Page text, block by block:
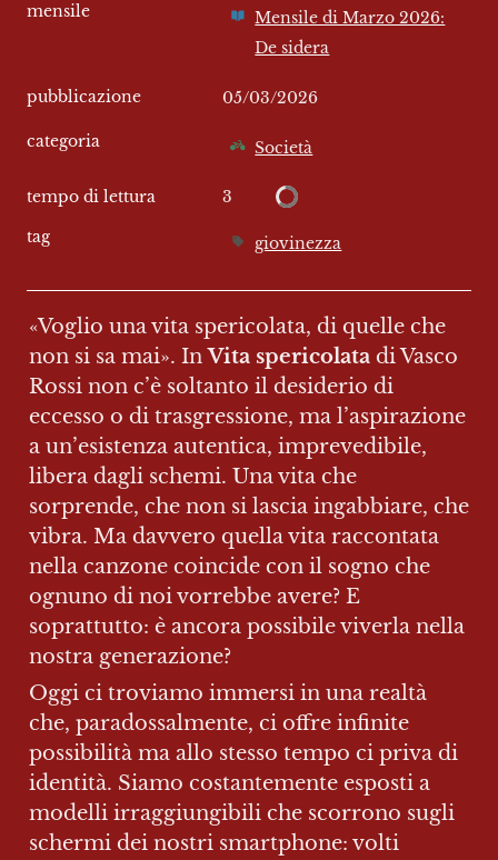
mensile
Mensile di Marzo 2026:
De sidera
pubblicazione 05/03/2026
categoria Società
tempo di lettura 3
tag giovinezza
«Voglio una vita spericolata, di quelle che
non si sa mai». In Vita spericolata di Vasco
Rossi non c’è soltanto il desiderio di
eccesso o di trasgressione, ma l’aspirazione
a un’esistenza autentica, imprevedibile,
libera dagli schemi. Una vita che
sorprende, che non si lascia ingabbiare, che
vibra. Ma davvero quella vita raccontata
nella canzone coincide con il sogno che
ognuno di noi vorrebbe avere? E
soprattutto: è ancora possibile viverla nella
nostra generazione?
Oggi ci troviamo immersi in una realtà
che, paradossalmente, ci offre infinite
possibilità ma allo stesso tempo ci priva di
identità. Siamo costantemente esposti a
modelli irraggiungibili che scorrono sugli
schermi dei nostri smartphone: volti